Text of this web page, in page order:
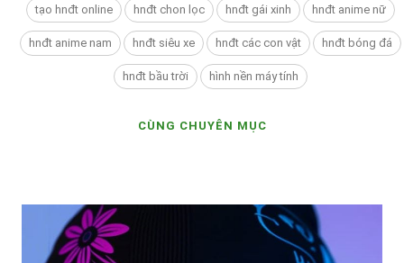
tạo hnđt online hnđt chon lọc hnđt gái xinh hnđt anime nữ
hnđt anime nam hnđt siêu xe hnđt các con vật hnđt bóng đá
hnđt bầu trời hình nền máy tính
CÙNG CHUYÊN MỤC